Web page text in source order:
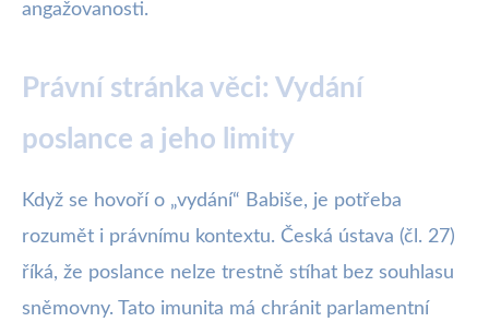
angažovanosti.
Právní stránka věci: Vydání
poslance a jeho limity
Když se hovoří o „vydání“ Babiše, je potřeba
rozumět i právnímu kontextu. Česká ústava (čl. 27)
říká, že poslance nelze trestně stíhat bez souhlasu
sněmovny. Tato imunita má chránit parlamentní